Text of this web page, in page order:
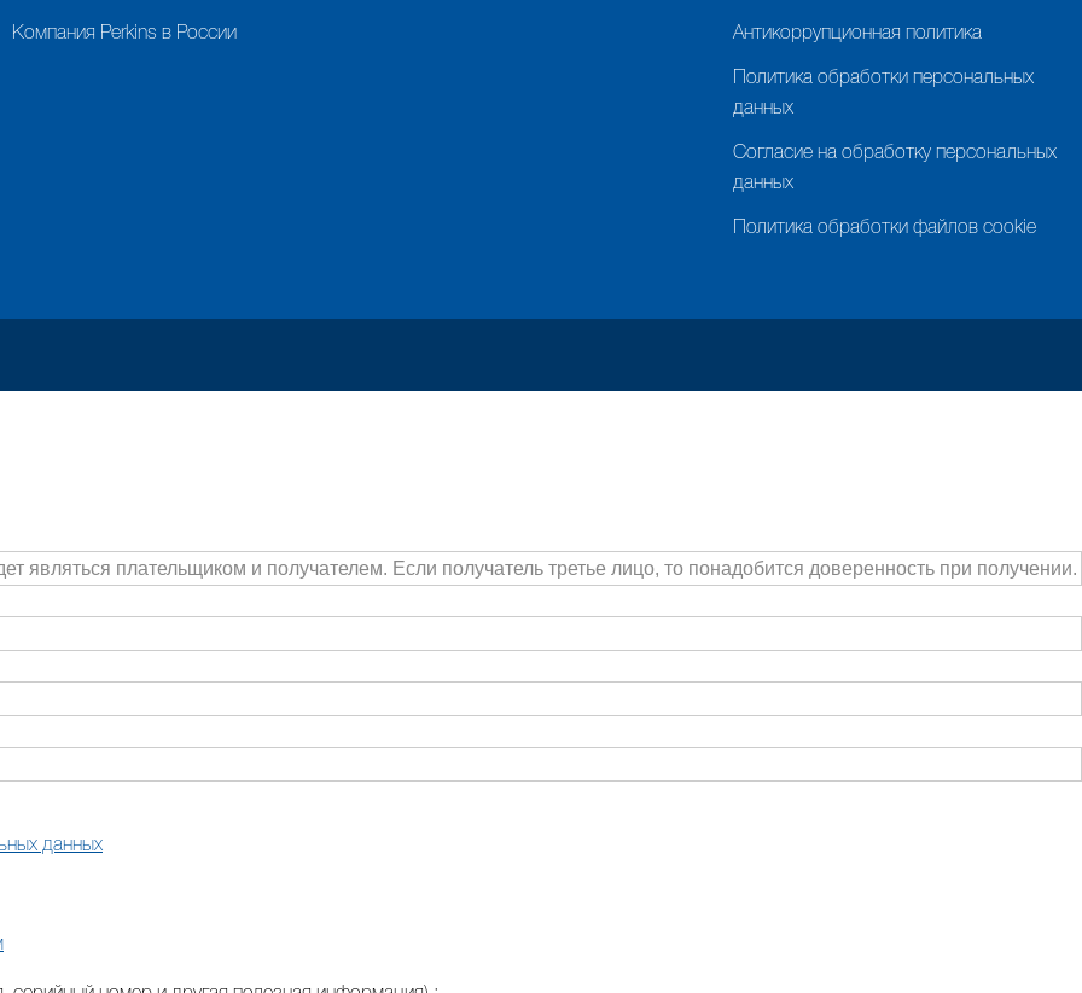
Компания Perkins в России Антикоррупционная политика
Политика обработки персональных
данных
Согласие на обработку персональных
данных
Политика обработки файлов cookie
данных